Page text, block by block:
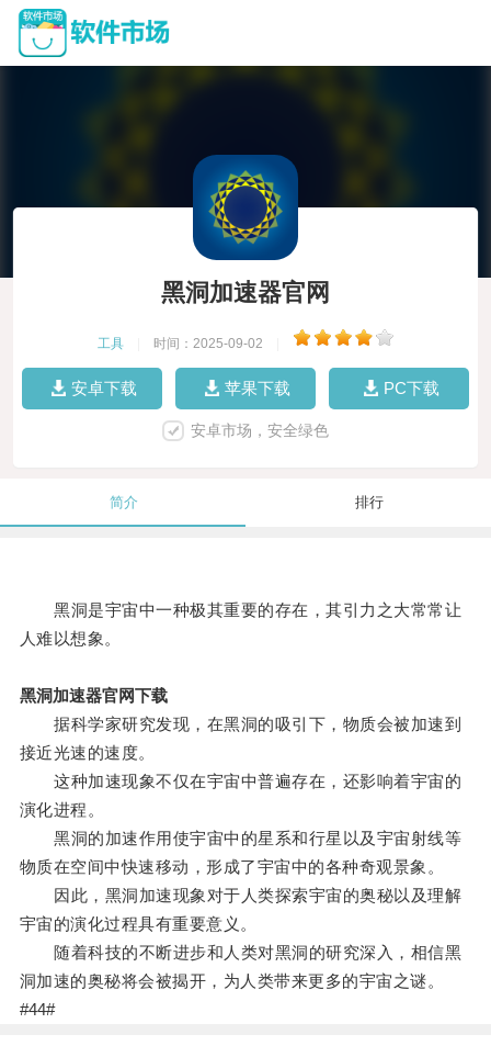
黑洞加速器官网
工具 时间：2025-09-02
安卓下载 苹果下载 PC下载
安卓市场，安全绿色
简介 排行
黑洞是宇宙中一种极其重要的存在，其引力之大常常让
人难以想象。
黑洞加速器官网下载
据科学家研究发现，在黑洞的吸引下，物质会被加速到
接近光速的速度。
这种加速现象不仅在宇宙中普遍存在，还影响着宇宙的
演化进程。
黑洞的加速作用使宇宙中的星系和行星以及宇宙射线等
物质在空间中快速移动，形成了宇宙中的各种奇观景象。
因此，黑洞加速现象对于人类探索宇宙的奥秘以及理解
宇宙的演化过程具有重要意义。
随着科技的不断进步和人类对黑洞的研究深入，相信黑
洞加速的奥秘将会被揭开，为人类带来更多的宇宙之谜。
#44#